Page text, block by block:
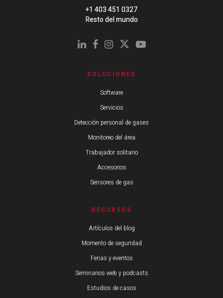
+1 403 451 0327
Resto del mundo
SOLUCIONES
Software
Servicios
Detección personal de gases
Monitoreo del área
Trabajador solitario
Accesorios
Sensores de gas
RECURSOS
Artículos del blog
Momento de seguridad
Ferias y eventos
Seminarios web y podcasts
Estudios de casos